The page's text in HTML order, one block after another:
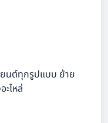
นต์ทุกรูปแบบ ย้าย
ไหล่